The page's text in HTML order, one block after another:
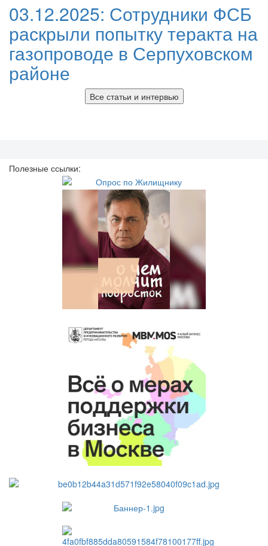
03.12.2025: Сотрудники ФСБ
раскрыли попытку теракта на
газопроводе в Серпуховском
районе
Все статьи и интервью
Полезные ссылки: